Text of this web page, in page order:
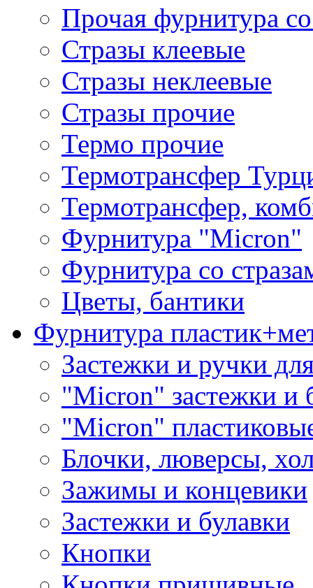
Прочая фурнитура
Стразы клеевые
Стразы неклеевые
Стразы прочие
Термо прочие
Термотрансфер
Термотрансфер,
Фурнитура "Micron"
Фурнитура со
Цветы, бантики
Фурнитура
Застежки и ручки
"Micron" застежки и
"Micron"
Блочки, люверсы,
Зажимы и концевики
Застежки и булавки
Кнопки